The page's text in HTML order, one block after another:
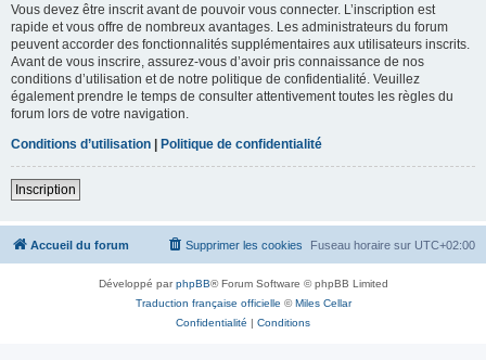
Vous devez être inscrit avant de pouvoir vous connecter. L’inscription est
rapide et vous offre de nombreux avantages. Les administrateurs du forum
peuvent accorder des fonctionnalités supplémentaires aux utilisateurs inscrits.
Avant de vous inscrire, assurez-vous d’avoir pris connaissance de nos
conditions d’utilisation et de notre politique de confidentialité. Veuillez
également prendre le temps de consulter attentivement toutes les règles du
forum lors de votre navigation.
Conditions d’utilisation | Politique de confidentialité
Inscription
Accueil du forum Fuseau horaire sur UTC+02:00
Supprimer les cookies
Développé parphpBB® Forum Software © phpBB Limited
Traduction française officielle ©Miles Cellar
Confidentialité | Conditions